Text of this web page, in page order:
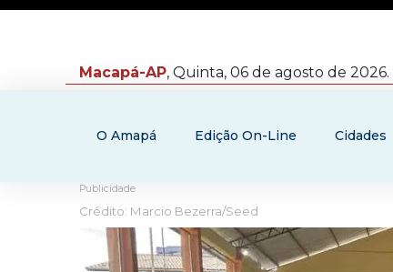
Macapá-AP, Quinta, 06 de agosto de 2026.
O Amapá Edição On-Line Cidades
Publicidade
Crédito: Marcio Bezerra/Seed